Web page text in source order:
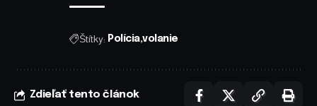
Štítky: Polícia volanie
Zdieľať tento článok